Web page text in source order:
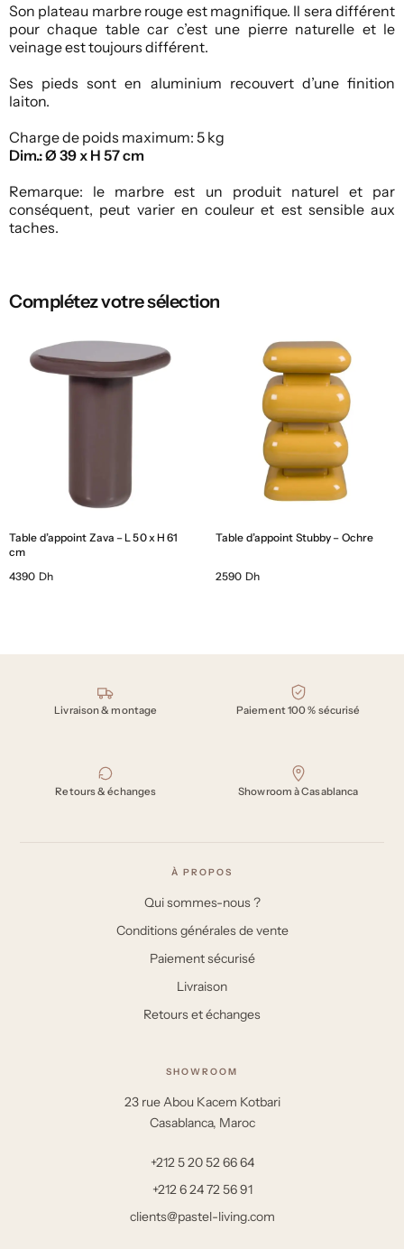
Son plateau marbre rouge est magnifique. Il sera différent
pour chaque table car c’est une pierre naturelle et le
veinage est toujours différent.
Ses pieds sont en aluminium recouvert d’une finition
laiton.
Charge de poids maximum: 5 kg
Dim.: Ø 39 x H 57 cm
Remarque: le marbre est un produit naturel et par
conséquent, peut varier en couleur et est sensible aux
taches.
Complétez votre sélection
Table d’appoint Zava – L 50 x H 61
cm
4390 Dh
Table d’appoint Stubby – Ochre
2590 Dh
Nos engagements
Livraison & montage Paiement 100 % sécurisé
Retours & échanges Showroom à Casablanca
À PROPOS
Qui sommes-nous ?
Conditions générales de vente
Paiement sécurisé
Livraison
Retours et échanges
SHOWROOM
23 rue Abou Kacem Kotbari
Casablanca, Maroc
+212 5 20 52 66 64
+212 6 24 72 56 91
clients@pastel-living.com